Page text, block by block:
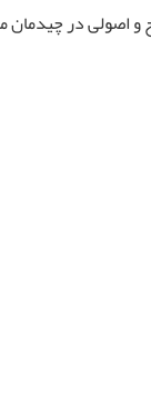
اصولی در